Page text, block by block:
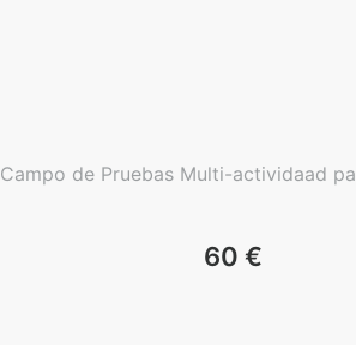
Campo de Pruebas Multi-actividaad
60 €